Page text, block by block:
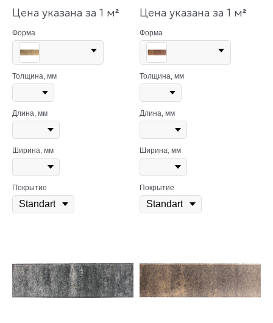
Цена указана за 1 м²
Форма
Толщина, мм
Длина, мм
Ширина, мм
Покрытие
Цена указана за 1 м²
Форма
Толщина, мм
Длина, мм
Ширина, мм
Покрытие